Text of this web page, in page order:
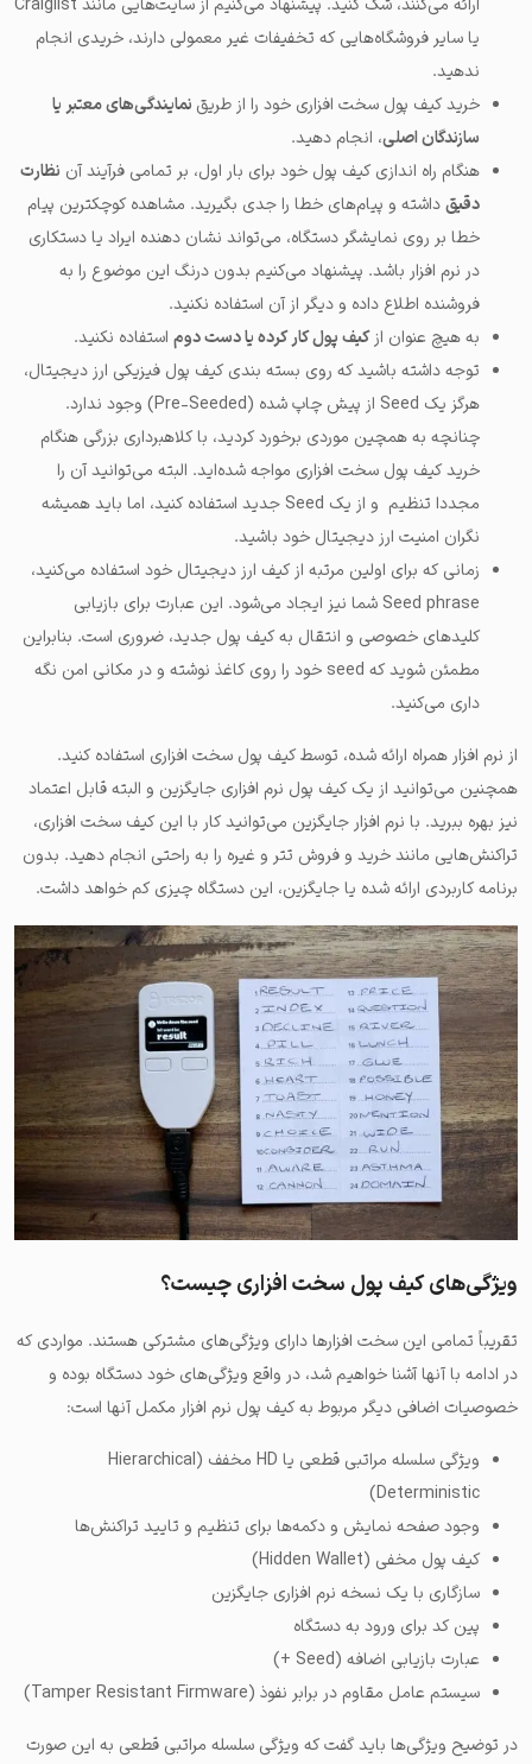
ارائه می‌کنند، شک کنید. پیشنهاد می‌کنیم از سایت‌هایی مانند Craiglist
یا سایر فروشگاه‌هایی که تخفیفات غیر معمولی دارند، خریدی انجام
ندهید.
خرید کیف پول سخت افزاری خود را از طریق نمایندگی‌های معتبر یا
سازندگان اصلی، انجام دهید.
هنگام راه اندازی کیف پول خود برای بار اول، بر تمامی فرآیند آن نظارت
دقیقداشته و پیام‌های خطا را جدی بگیرید. مشاهده کوچکترین پیام
خطا بر روی نمایشگر دستگاه، می‌تواند نشان دهنده ایراد یا دستکاری
در نرم افزار باشد. پیشنهاد می‌کنیم بدون درنگ این موضوع را به
فروشنده اطلاع داده و دیگر از آن استفاده نکنید.
به هیچ عنوان ازکیف پول کار کرده یا دست دوم استفاده نکنید.
توجه داشته باشید که روی بسته بندی کیف پول فیزیکی ارز دیجیتال،
هرگز یک Seed از پیش چاپ شده (Pre-Seeded) وجود ندارد.
چنانچه به همچین موردی برخورد کردید، با کلاهبرداری بزرگی هنگام
خرید کیف پول سخت افزاری مواجه شده‌اید. البته می‌توانید آن را
مجددا تنظیم و از یک Seed جدید استفاده کنید، اما باید همیشه
نگران امنیت ارز دیجیتال خود باشید.
زمانی که برای اولین مرتبه از کیف ارز دیجیتال خود استفاده می‌کنید،
Seed phrase شما نیز ایجاد می‌شود. این عبارت برای بازیابی
کلیدهای خصوصی و انتقال به کیف پول جدید، ضروری است. بنابراین
مطمئن شوید که seed خود را روی کاغذ نوشته و در مکانی امن نگه
داری می‌کنید.
از نرم افزار همراه ارائه شده، توسط کیف پول سخت افزاری استفاده کنید.
همچنین می‌توانید از یک کیف پول نرم افزاری جایگزین و البته قابل اعتماد
نیز بهره ببرید. با نرم افزار جایگزین می‌توانید کار با این کیف سخت افزاری،
تراکنش‌هایی مانند خرید و فروش تتر و غیره را به راحتی انجام دهید. بدون
برنامه کاربردی ارائه شده یا جایگزین، این دستگاه چیزی کم خواهد داشت.
ویژگی‌های کیف پول سخت افزاری چیست؟
تقریباً تمامی این سخت افزارها دارای ویژگی‌های مشترکی هستند. مواردی که
در ادامه با آنها آشنا خواهیم شد، در واقع ویژگی‌های خود دستگاه بوده و
خصوصیات اضافی دیگر مربوط به کیف پول نرم افزار مکمل آنها است:
ویژگی سلسله مراتبی قطعی یا HD مخفف (Hierarchical
Deterministic)
وجود صفحه نمایش و دکمه‌ها برای تنظیم و تایید تراکنش‌ها
کیف پول مخفی (Hidden Wallet)
سازگاری با یک نسخه نرم افزاری جایگزین
پین کد برای ورود به دستگاه
عبارت بازیابی اضافه (Seed +)
سیستم عامل مقاوم در برابر نفوذ (Tamper Resistant Firmware)
در توضیح ویژگی‌ها باید گفت که ویژگی سلسله مراتبی قطعی به این صورت